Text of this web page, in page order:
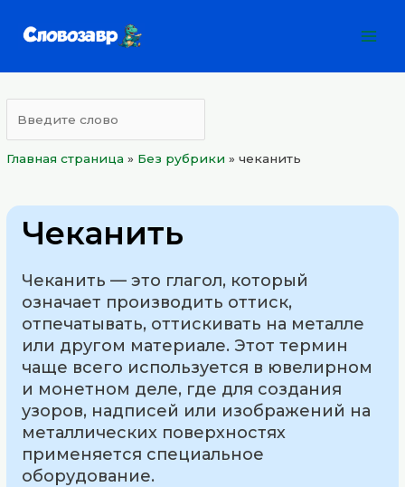
Главная страница » Без рубрики »чеканить
Чеканить
Чеканить — это глагол, который
означает производить оттиск,
отпечатывать, оттискивать на металле
или другом материале. Этот термин
чаще всего используется в ювелирном
и монетном деле, где для создания
узоров, надписей или изображений на
металлических поверхностях
применяется специальное
оборудование.